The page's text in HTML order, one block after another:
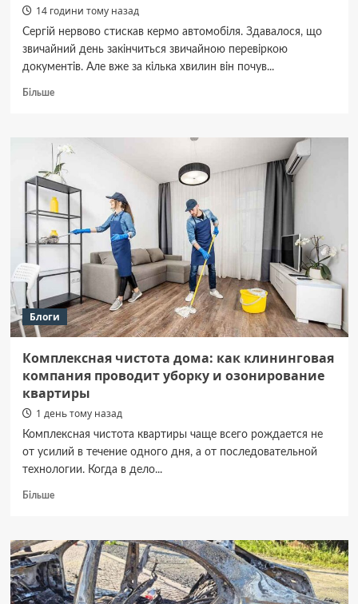
14 години тому назад
Сергій нервово стискав кермо автомобіля. Здавалося, що
звичайний день закінчиться звичайною перевіркою
документів. Але вже за кілька хвилин він почув...
БільшеДокладніше
одна
помилка,
яка
могла
зруйнувати
життя
Блоги
Комплексная чистота дома: как клининговая
компания проводит уборку и озонирование
квартиры
1 день тому назад
Комплексная чистота квартиры чаще всего рождается не
от усилий в течение одного дня, а от последовательной
технологии. Когда в дело...
БільшеДокладніше
чистота
дома:
как
клининговая
компания